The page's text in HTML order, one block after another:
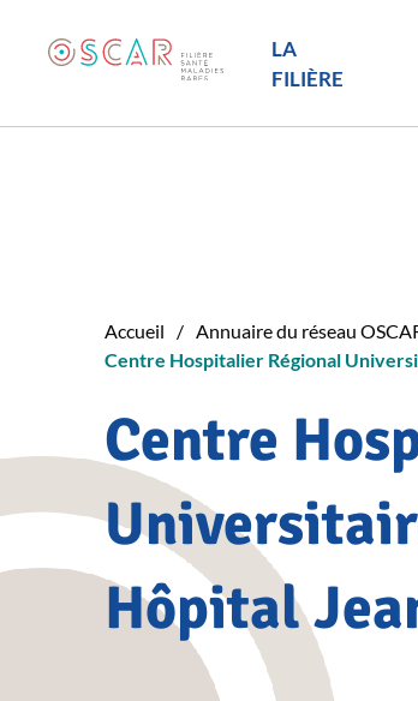
LA
FILIÈRE
Accueil
Annuaire du réseau
Centre Hospitalier Régional
Centre
Hôpital